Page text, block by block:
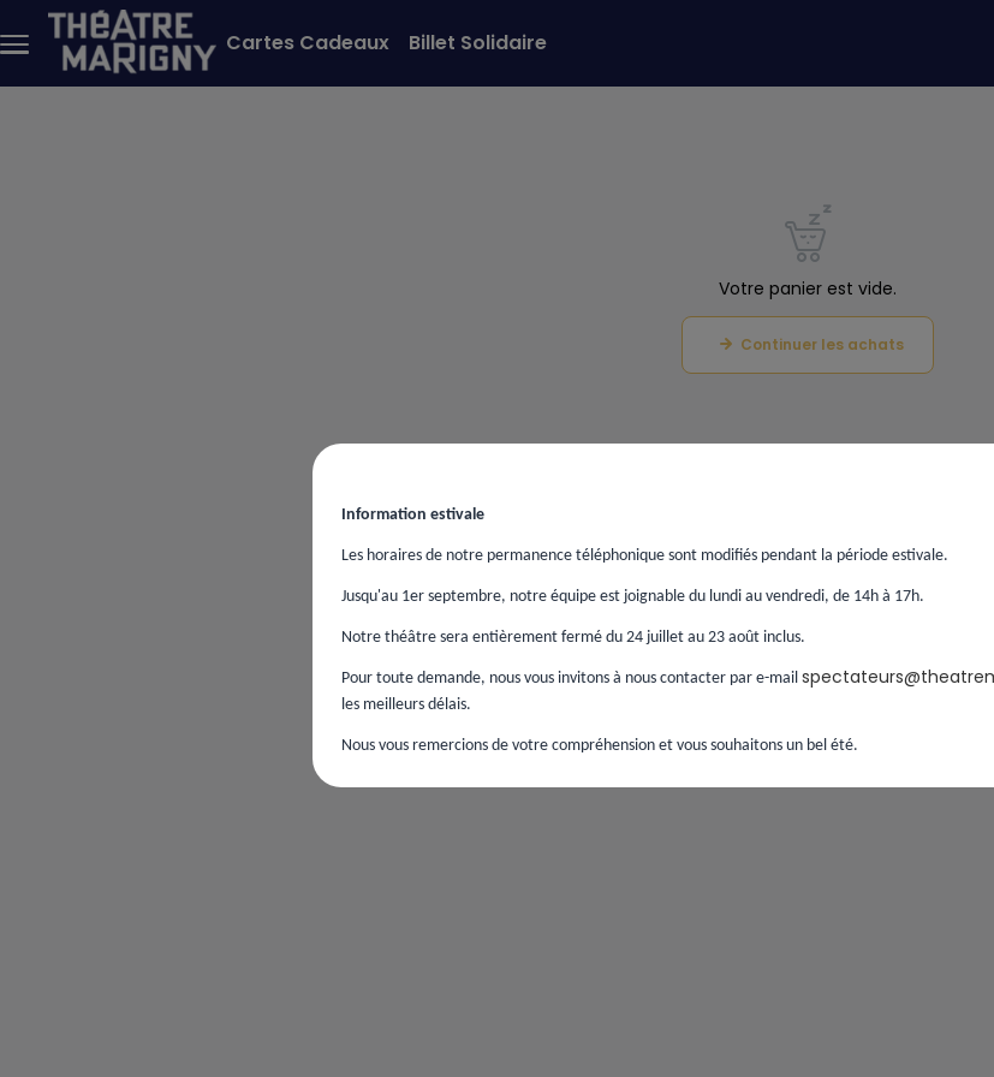
Aller au contenu principal
Menu
principal
Cartes Cadeaux Billet Solidaire
Votre panier est vide.
Continuer les achats
Information estivale
Les horaires de notre permanence téléphonique sont modifiés pendant la période estivale.
Jusqu'au 1er septembre, notre équipe est joignable du lundi au vendredi, de 14h à 17h.
Notre théâtre sera entièrement fermé du 24 juillet au 23 août inclus.
Pour toute demande, nous vous invitons à nous contacter par e-mail
les meilleurs délais.
Nous vous remercions de votre compréhension et vous souhaitons un bel été.